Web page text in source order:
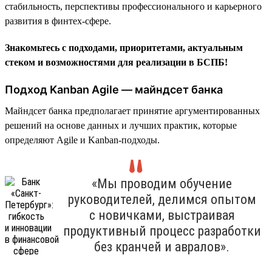
стабильность, перспективы профессионального и карьерного
развития в финтех-сфере.
Знакомьтесь с подходами, приоритетами, актуальным
стеком и возможностями для реализации в БСПБ!
Подход Kanban Agile — майндсет банка
Майндсет банка предполагает принятие аргументированных
решений на основе данных и лучших практик, которые
определяют Agile и Kanban-подходы.
«Мы проводим обучение
руководителей, делимся опытом
с новичками, выстраивая
продуктивный процесс разработки
без кранчей и авралов».